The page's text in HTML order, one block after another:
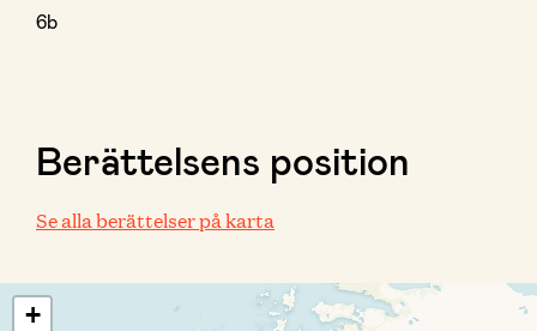
6b
Berättelsens position
Se alla berättelser på karta
+